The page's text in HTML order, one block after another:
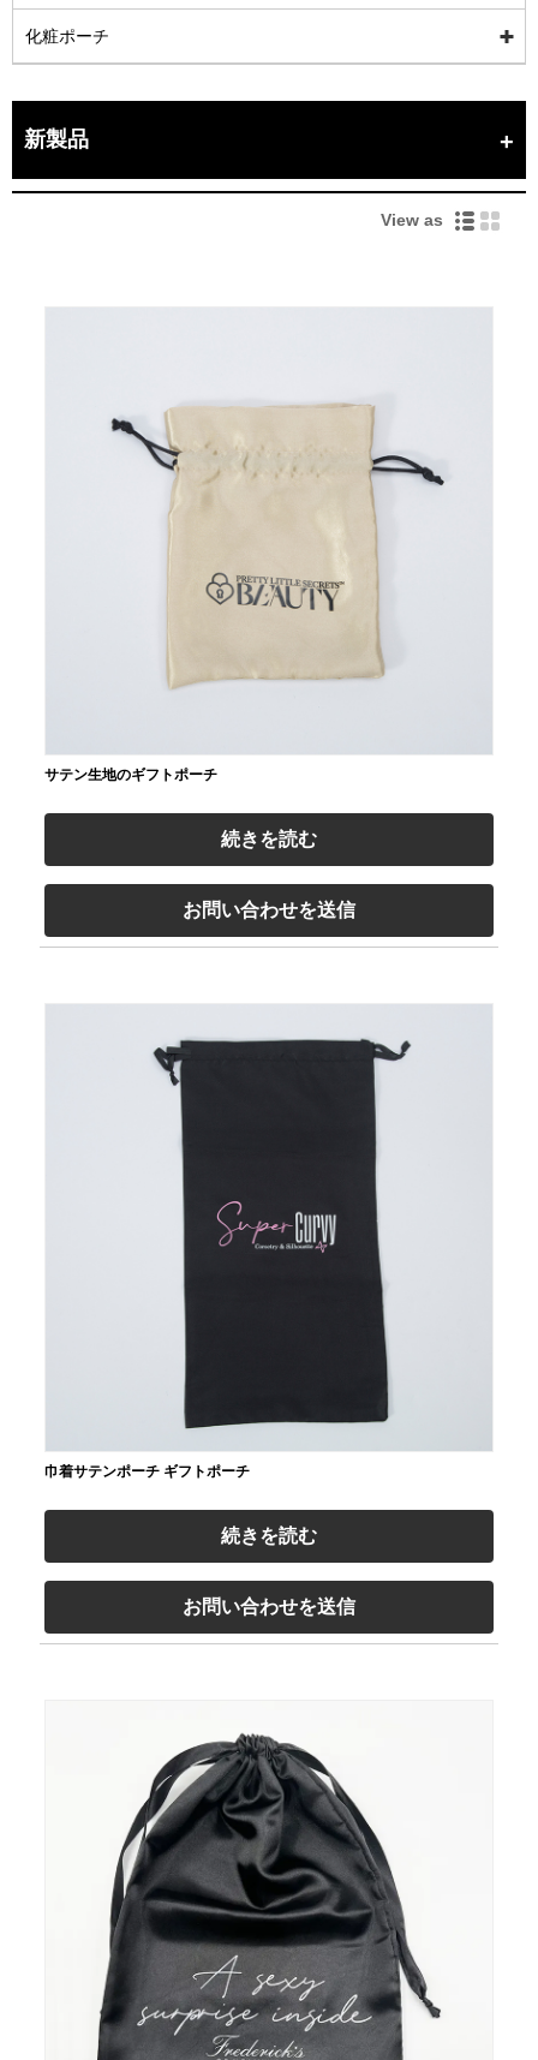
化粧ポーチ
新製品
View as
サテン生地のギフトポーチ
続きを読む
お問い合わせを送信
巾着サテンポーチ ギフトポーチ
続きを読む
お問い合わせを送信